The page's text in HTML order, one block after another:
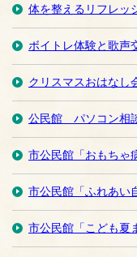
体を整えるリフレッ
ボイトレ体験と歌声
クリスマスおはなし
公民館 パソコン相
市公民館「おもちゃ
市公民館「ふれあい
市公民館「こども夏